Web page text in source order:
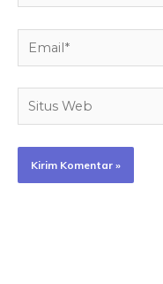
Email*
Situs
Web